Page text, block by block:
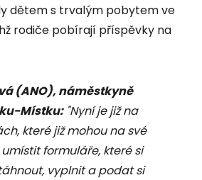
dětem s trvalým pobytem ve
rodiče pobírají příspěvky na
(ANO), náměstkyně
Místku:"Nyní je již na
které již mohou na své
formuláře, které si
vyplnit a podat si